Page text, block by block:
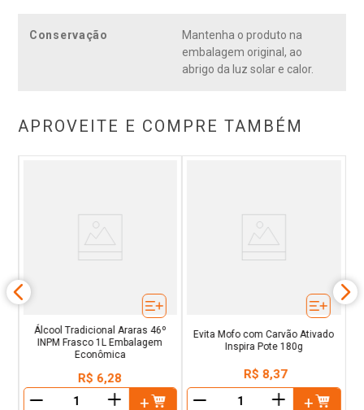
Conservação
Mantenha o produto na
embalagem original, ao
abrigo da luz solar e calor.
APROVEITE E COMPRE TAMBÉM
Álcool Tradicional Araras 46º
INPM Frasco 1L Embalagem
Econômica
R$ 6,28
＋
Evita Mofo com Carvão Ativado
Inspira Pote 180g
R$ 8,37
＋